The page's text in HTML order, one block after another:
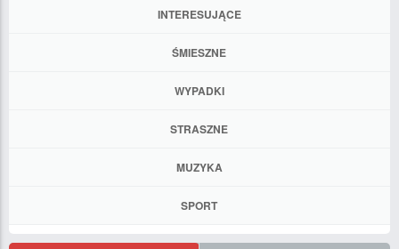
INTERESUJĄCE
ŚMIESZNE
WYPADKI
STRASZNE
MUZYKA
SPORT